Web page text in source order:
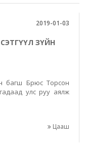
2019-01-03
ЗҮЙН
багш Брюс Торсон
улс руу аялж
Цааш